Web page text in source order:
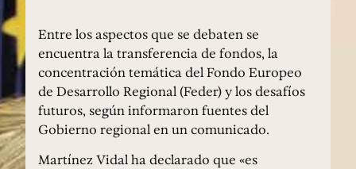
Entre los aspectos que se debaten se
encuentra la transferencia de fondos, la
concentración temática del Fondo Europeo
de Desarrollo Regional (Feder) y los desafíos
futuros, según informaron fuentes del
Gobierno regional en un comunicado.
Martínez Vidal ha declarado que «es